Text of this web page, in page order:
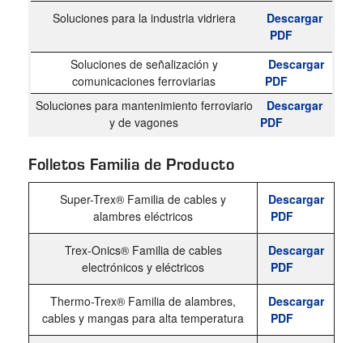
Soluciones para la industriavidriera
Descargar
PDF
Soluciones de señalización y
comunicaciones ferroviarias
Descargar
PDF
Soluciones para mantenimiento ferroviario
y de vagones
Descargar
PDF
Folletos Familia de Producto
Super-Trex® Familia de cables y
alambres eléctricos
Descargar
PDF
Trex-Onics® Familia de cables
electrónicos y eléctricos
Descargar
PDF
Thermo-Trex® Familia de alambres,
cables y mangas para alta temperatura
Descargar
PDF